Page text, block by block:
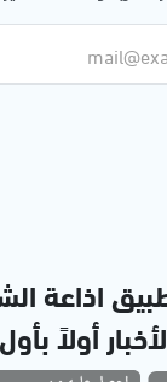
اذاعة
أولاً بأول